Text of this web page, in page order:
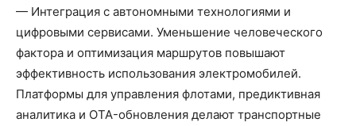
— Интеграция с автономными технологиями и
цифровыми сервисами. Уменьшение человеческого
фактора и оптимизация маршрутов повышают
эффективность использования электромобилей.
Платформы для управления флотами, предиктивная
аналитика и OTA-обновления делают транспортные